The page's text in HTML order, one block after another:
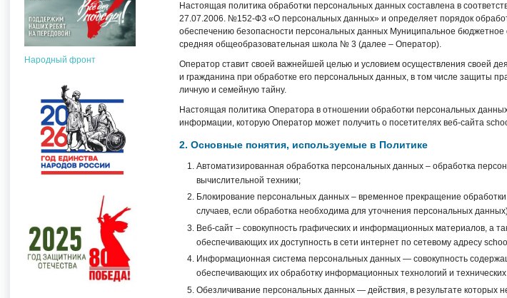
Настоящая политика обработки персональных данных составлена в
27.07.2006. №152-ФЗ «О персональных данных» и определяет порядок
обеспечению безопасности персональных данных Муниципальное
средняя общеобразовательная школа № 3 (далее – Оператор).
Оператор ставит своей важнейшей целью и условием осуществления своей
и гражданина при обработке его персональных данных, в том числе защиты
личную и семейную тайну.
Настоящая политика Оператора в отношении обработки персональных
информации, которую Оператор может получить о посетителях веб-сайта
2. Основные понятия, используемые в Политике
Автоматизированная обработка персональных данных – обработка
вычислительной техники;
Блокирование персональных данных – временное прекращение
случаев, если обработка необходима для уточнения персональных
Веб-сайт – совокупность графических и информационных материалов, а
обеспечивающих их доступность в сети интернет по сетевому адресу
Информационная система персональных данных — совокупность
обеспечивающих их обработку информационных технологий и технических
Обезличивание персональных данных — действия, в результате которых
Народный фронт